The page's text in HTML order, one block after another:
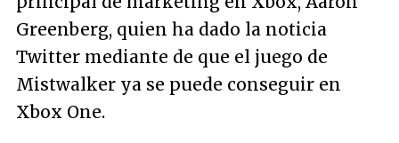
Greenberg, quien ha dado la noticia
Twitter mediante de que el juego de
Mistwalker ya se puede conseguir en
Xbox One.